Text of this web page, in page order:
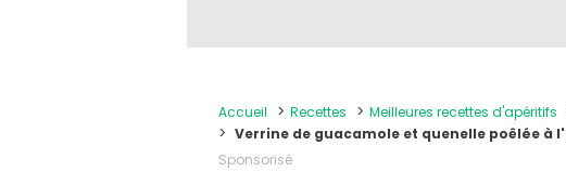
Accueil Recettes Meilleures recettes d'apéritifs
Verrine de guacamole et quenelle poêlée à
Sponsorisé